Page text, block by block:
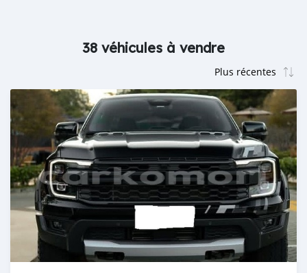
38 véhicules à vendre